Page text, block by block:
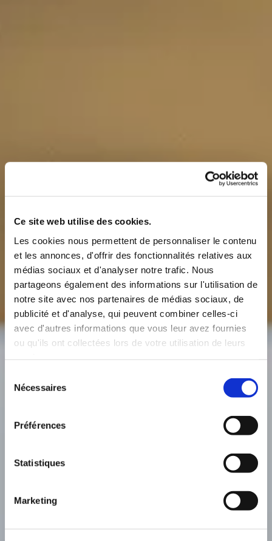
Ce site web utilise des cookies.
Les cookies nous permettent de personnaliser le contenu
et les annonces, d'offrir des fonctionnalités relatives aux
médias sociaux et d'analyser notre trafic. Nous
partageons également des informations sur l'utilisation de
notre site avec nos partenaires de médias sociaux, de
publicité et d'analyse, qui peuvent combiner celles-ci
avec d'autres informations que vous leur avez fournies
ou qu'ils ont collectées lors de votre utilisation de leurs
Nécessaires
Préférences
Statistiques
Marketing